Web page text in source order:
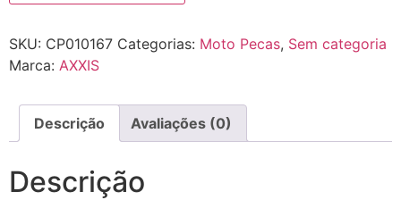
SKU: CP010167 Categorias: Moto Pecas, Sem categoria
Marca: AXXIS
Descrição Avaliações (0)
Descrição